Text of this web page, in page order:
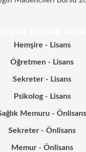
Hemşire - Lisans
Öğretmen - Lisans
Sekreter - Lisans
Psikolog - Lisans
Memuru - Önlisans
Sekreter - Önlisans
Memur - Önlisans